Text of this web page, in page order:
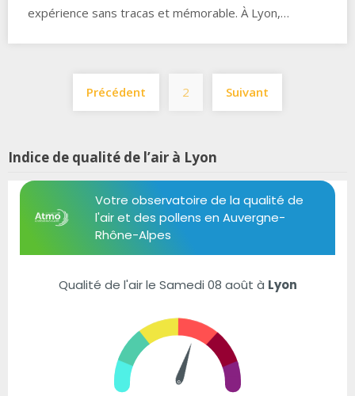
expérience sans tracas et mémorable. À Lyon,…
Pagination
des
Précédent 2 Suivant
Indice de qualité de l’air à Lyon